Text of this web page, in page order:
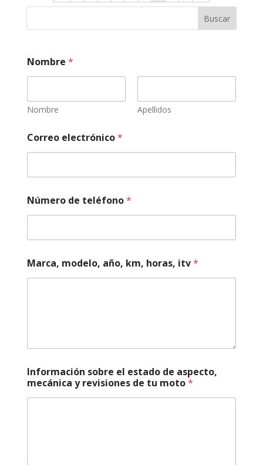
Buscar
Nombre *
Nombre Apellidos
e
v
s
o
n
e
*
e
Correo electrónico*
Número de teléfono*
Marca, modelo, año, km, horas, itv*
Información sobre el estado de aspecto,
mecánica y revisiones de tu moto*